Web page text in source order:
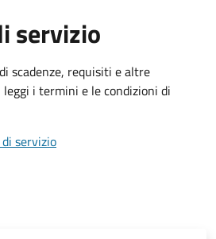
servizio
scadenze, requisiti e altre
i termini e le condizioni di
servizio